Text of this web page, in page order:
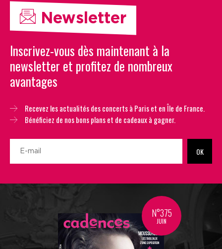
Newsletter
Inscrivez-vous dès maintenant à la
newsletter et profitez de nombreux
avantages
Recevez les actualités des concerts à Paris et en Île de France.
Bénéficiez de nos bons plans et de cadeaux à gagner.
OK
N°375
JUIN